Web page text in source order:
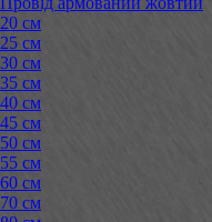
20 см
25 см
30 см
35 см
40 см
45 см
50 см
55 см
60 см
70 см